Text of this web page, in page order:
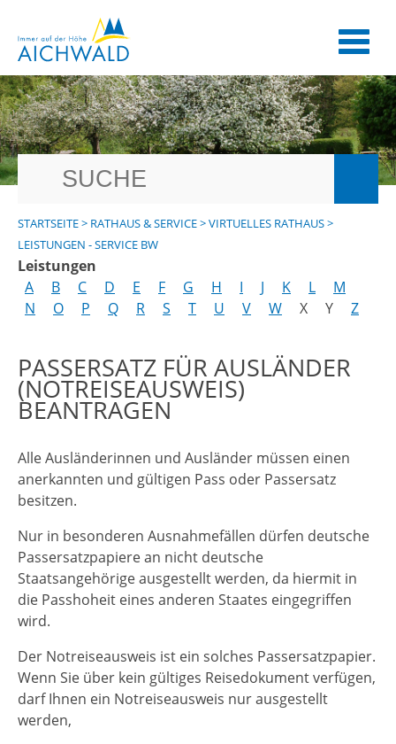
STARTSEITE> RATHAUS & SERVICE>VIRTUELLES RATHAUS>
LEISTUNGEN - SERVICE BW
Leistungen
A
B C D E F G H I J K L
M
N
O P Q R S T U V W X Y Z
PASSERSATZ FÜR AUSLÄNDER
(NOTREISEAUSWEIS)
BEANTRAGEN
Alle Ausländerinnen und Ausländer müssen einen
anerkannten und gültigen Pass oder Passersatz
besitzen.
Nur in besonderen Ausnahmefällen dürfen deutsche
Passersatzpapiere an nicht deutsche
Staatsangehörige ausgestellt werden, da hiermit in
die Passhoheit eines anderen Staates eingegriffen
wird.
Der Notreiseausweis ist ein solches Passersatzpapier.
Wenn Sie über kein gültiges Reisedokument verfügen,
darf Ihnen ein Notreiseausweis nur ausgestellt
werden,